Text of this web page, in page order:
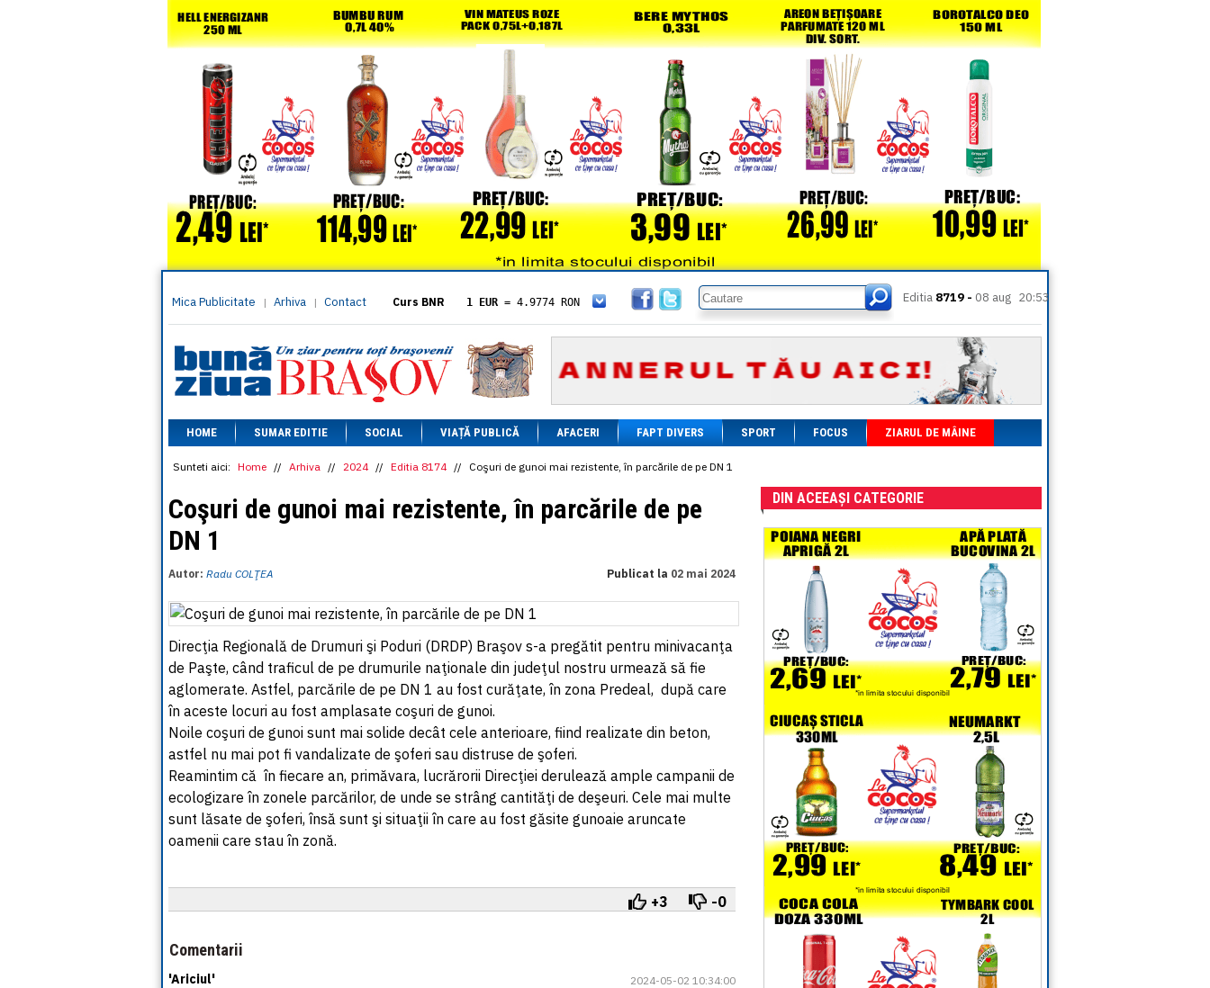
Mica Publicitate | Arhiva | Contact Curs BNR 1 EUR = 4.9774 RON
= 5.8304 RON
1 XAU= 464.4611 RON
1 AED= 1.1933 RON
1 AUD= 2.7957 RON
1 BGN= 2.5449 RON
1 CAD= 3.1559 RON
1 CHF= 5.2813 RON
1 CNY= 0.6015 RON
= 0.6668 RON
1 EGP= 0.0860 RON
1 MXN= 0.2227 RON
1 NOK= 0.4191 RON
1 NZD= 2.6097 RON
1 PLN= 1.1646 RON
1 RSD= 0.0425 RON
1 RUB= 0.0530 RON
1 SEK
1 TRY
= 0.1141 RON
1 UAH= 0.1048 RON
1 XDR= 5.9383 RON
1 ZAR= 0.2318 RON
Editia 8719 - 08 aug 20:53
HOME SUMAR EDITIE SOCIAL VIAȚĂ PUBLICĂ AFACERI FAPT DIVERS SPORT FOCUS ZIARUL DE MÂINE
Sunteti aici: Home // Arhiva // 2024 // Editia 8174 // Coşuri de gunoi mai rezistente, în parcările de pe DN 1
Coşuri de gunoi mai rezistente, în parcările de pe
DN 1
Autor: Radu COLŢEA Publicat la 02 mai 2024
Direcţia Regională de Drumuri şi Poduri (DRDP) Braşov s-a pregătit pentru minivacanţa
de Paşte, când traficul de pe drumurile naţionale din judeţul nostru urmează să fie
aglomerate. Astfel, parcările de pe DN 1 au fost curăţate, în zona Predeal, după care
în aceste locuri au fost amplasate coşuri de gunoi.
Noile coşuri de gunoi sunt mai solide decât cele anterioare, fiind realizate din beton,
astfel nu mai pot fi vandalizate de şoferi sau distruse de şoferi.
Reamintim că în fiecare an, primăvara, lucrărorii Direcţiei derulează ample campanii de
ecologizare în zonele parcărilor, de unde se strâng cantităţi de deşeuri. Cele mai multe
sunt lăsate de şoferi, însă sunt şi situaţii în care au fost găsite gunoaie aruncate
oamenii care stau în zonă.
+3 -0
Comentarii
'Ariciul'
2024-05-02 10:34:00
DIN ACEEAȘI CATEGORIE